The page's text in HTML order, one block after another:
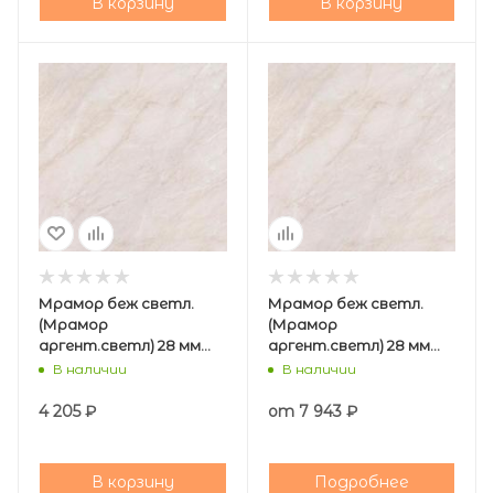
Мрамор беж светл.
(Мрамор
аргент.светл) 28 мм
СТОЛЕШНИЦА 600*3050
В наличии
4 205₽
В корзину
Мрамор беж светл.
(Мрамор
аргент.светл) 28 мм
Угловая СТОЛЕШНИЦА
В наличии
от 7 943 ₽
Подробнее